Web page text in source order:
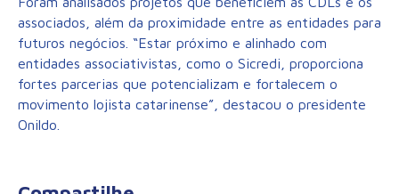
associados, além da proximidade entre as entidades para
futuros negócios. “Estar próximo e alinhado com
entidades associativistas, como o Sicredi, proporciona
fortes parcerias que potencializam e fortalecem o
movimento lojista catarinense”, destacou o presidente
Onildo.